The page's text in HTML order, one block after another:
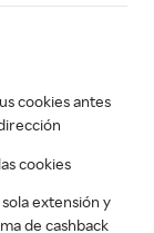
cookies antes
cookies
sola extensión y
de cashback